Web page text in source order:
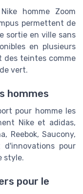
homme Zoom
permettent de
sortie en ville sans
en plusieurs
teintes comme
vert.
hommes
pour homme les
Nike et adidas,
Reebok, Saucony,
d'innovations pour
style.
pour le